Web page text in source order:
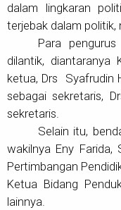
dalam lingkaran
terjebak dalam politik,
Para
dilantik, diantaranya
ketua, Drs Syafrudin
sebagai sekretaris,
sekretaris.
Selain itu,
wakilnya Eny Farida,
Pertimbangan
Ketua Bidang
lainnya.